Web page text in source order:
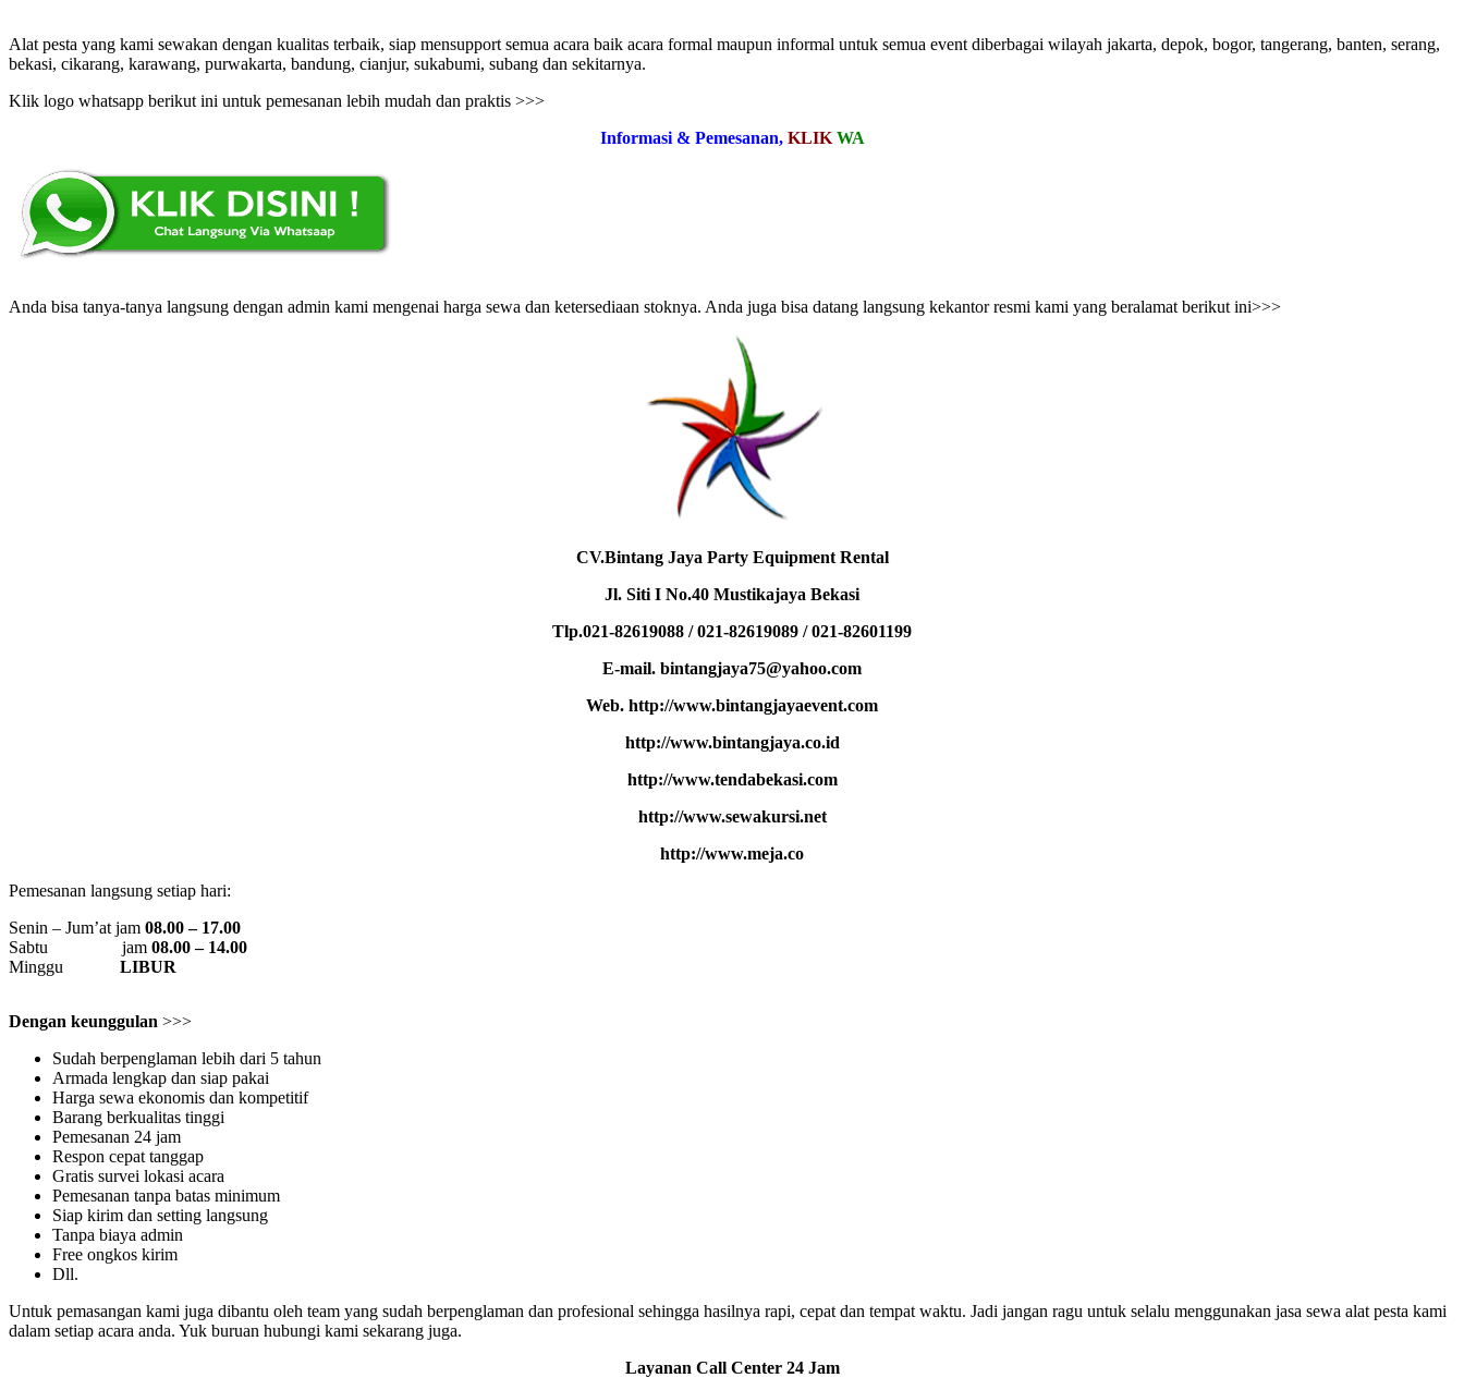
Alat pesta yang kami sewakan dengan kualitas terbaik, siap mensupport semua acara baik acara formal maupun informal untuk semua event diberbagai wilayah jakarta, depok, bogor, tangerang, banten, serang,
bekasi, cikarang, karawang, purwakarta, bandung, cianjur, sukabumi, subang dan sekitarnya.
Klik logo whatsapp berikut ini untuk pemesanan lebih mudah dan praktis >>>
Informasi & Pemesanan, KLIK WA
Anda bisa tanya-tanya langsung dengan admin kami mengenai harga sewa dan ketersediaan stoknya. Anda juga bisa datang langsung kekantor resmi kami yang beralamat berikut ini>>>
CV.Bintang Jaya Party Equipment Rental
Jl. Siti I No.40 Mustikajaya Bekasi
Tlp.021-82619088 / 021-82619089 / 021-82601199
E-mail. bintangjaya75@yahoo.com
Web. http://www.bintangjayaevent.com
http://www.bintangjaya.co.id
http://www.tendabekasi.com
http://www.sewakursi.net
http://www.meja.co
Pemesanan langsung setiap hari:
Senin – Jum’at jam 08.00 – 17.00
Sabtu jam 08.00 – 14.00
Minggu LIBUR
Dengan keunggulan >>>
Sudah berpenglaman lebih dari 5 tahun
Armada lengkap dan siap pakai
Harga sewa ekonomis dan kompetitif
Barang berkualitas tinggi
Pemesanan 24 jam
Respon cepat tanggap
Gratis survei lokasi acara
Pemesanan tanpa batas minimum
Siap kirim dan setting langsung
Tanpa biaya admin
Free ongkos kirim
Dll.
Untuk pemasangan kami juga dibantu oleh team yang sudah berpenglaman dan profesional sehingga hasilnya rapi, cepat dan tempat waktu. Jadi jangan ragu untuk selalu menggunakan jasa sewa alat pesta kami
dalam setiap acara anda. Yuk buruan hubungi kami sekarang juga.
Layanan Call Center 24 Jam